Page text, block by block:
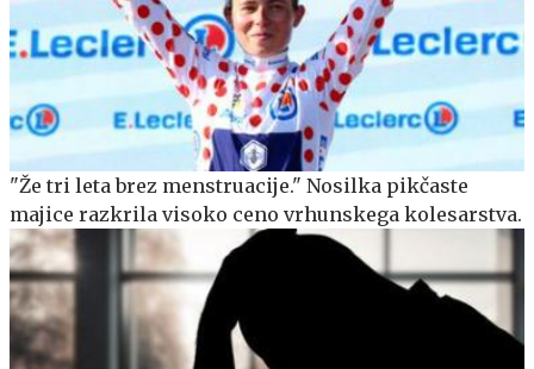
"Že tri leta brez menstruacije." Nosilka pikčaste
majice razkrila visoko ceno vrhunskega kolesarstva.